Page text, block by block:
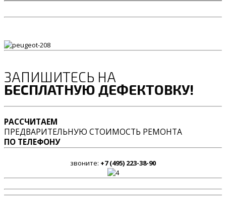
ЗАПИШИТЕСЬ НА
БЕСПЛАТНУЮ ДЕФЕКТОВКУ!
РАССЧИТАЕМ
ПРЕДВАРИТЕЛЬНУЮ СТОИМОСТЬ РЕМОНТА
ПО ТЕЛЕФОНУ
звоните: +7 (495) 223-38-90